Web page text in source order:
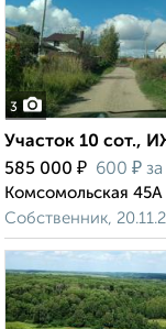
3
Участок 10 сот.,
585 000 ₽ 600 ₽
Комсомольская 45А
Собственник,